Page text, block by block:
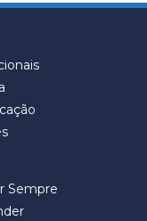
Sempre